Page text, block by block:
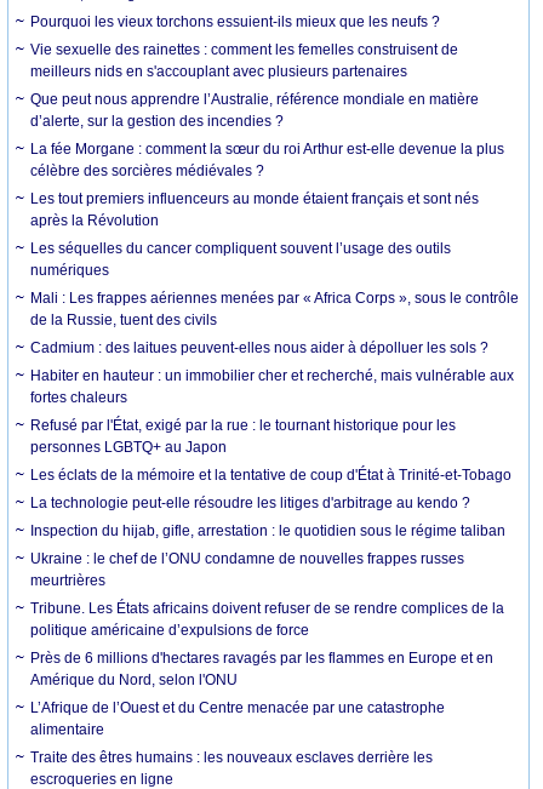
Pourquoi les vieux torchons essuient-ils mieux que les neufs ?
Vie sexuelle des rainettes : comment les femelles construisent de
meilleurs nids en s'accouplant avec plusieurs partenaires
Que peut nous apprendre l’Australie, référence mondiale en matière
d’alerte, sur la gestion des incendies ?
La fée Morgane : comment la sœur du roi Arthur est-elle devenue la plus
célèbre des sorcières médiévales ?
Les tout premiers influenceurs au monde étaient français et sont nés
après la Révolution
Les séquelles du cancer compliquent souvent l’usage des outils
numériques
Mali : Les frappes aériennes menées par « Africa Corps », sous le contrôle
de la Russie, tuent des civils
Cadmium : des laitues peuvent-elles nous aider à dépolluer les sols ?
Habiter en hauteur : un immobilier cher et recherché, mais vulnérable aux
fortes chaleurs
Refusé par l'État, exigé par la rue : le tournant historique pour les
personnes LGBTQ+ au Japon
Les éclats de la mémoire et la tentative de coup d'État à Trinité-et-Tobago
La technologie peut-elle résoudre les litiges d'arbitrage au kendo ?
Inspection du hijab, gifle, arrestation : le quotidien sous le régime taliban
Ukraine : le chef de l’ONU condamne de nouvelles frappes russes
meurtrières
Tribune. Les États africains doivent refuser de se rendre complices de la
politique américaine d’expulsions de force
Près de 6 millions d'hectares ravagés par les flammes en Europe et en
Amérique du Nord, selon l'ONU
L’Afrique de l’Ouest et du Centre menacée par une catastrophe
alimentaire
Traite des êtres humains : les nouveaux esclaves derrière les
escroqueries en ligne